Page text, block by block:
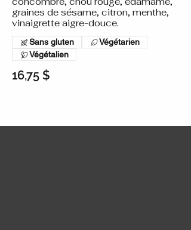
graines de sésame, citron, menthe,
vinaigrette aigre-douce.
16,75 $
Sans gluten
Végétarien
Végétalien